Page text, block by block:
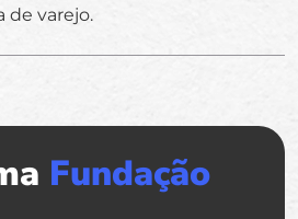
de varejo.
Fundação